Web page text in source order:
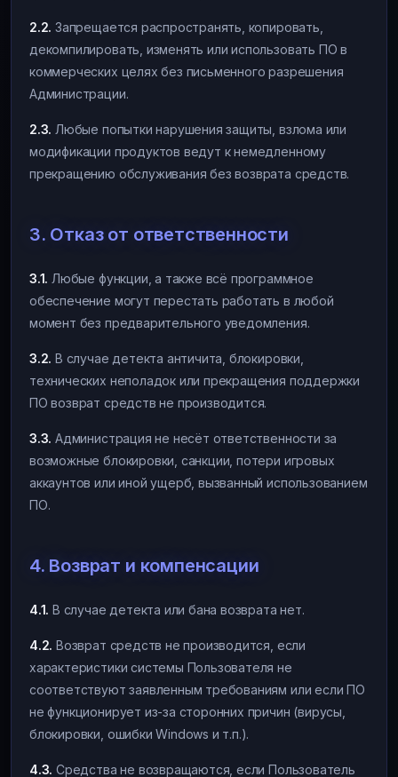
2.2. Запрещается распространять, копировать,
декомпилировать, изменять или использовать ПО в
коммерческих целях без письменного разрешения
Администрации.
2.3. Любые попытки нарушения защиты, взлома или
модификации продуктов ведут к немедленному
прекращению обслуживания без возврата средств.
3. Отказ от ответственности
3.1. Любые функции, а также всё программное
обеспечение могут перестать работать в любой
момент без предварительного уведомления.
3.2. В случае детекта античита, блокировки,
технических неполадок или прекращения поддержки
ПО возврат средств не производится.
3.3. Администрация не несёт ответственности за
возможные блокировки, санкции, потери игровых
аккаунтов или иной ущерб, вызванный использованием
ПО.
4. Возврат и компенсации
4.1. В случае детекта или бана возврата нет.
4.2. Возврат средств не производится, если
характеристики системы Пользователя не
соответствуют заявленным требованиям или если ПО
не функционирует из-за сторонних причин (вирусы,
блокировки, ошибки Windows и т.п.).
4.3. Средства не возвращаются, если Пользователь